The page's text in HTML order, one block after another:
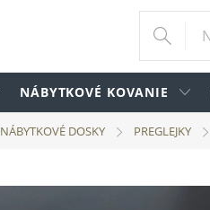
NÁBYTKOVÉ KOVANIE
NÁBYTKOVÉ DOSKY PREGLEJKY